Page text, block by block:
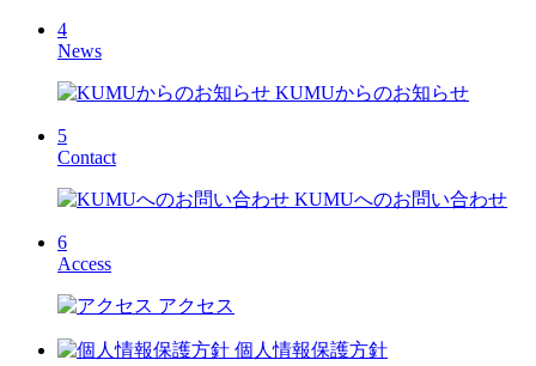
4
News
KUMUからのお知らせ
5
Contact
KUMUへのお問い合わせ
6
Access
アクセス
個人情報保護方針